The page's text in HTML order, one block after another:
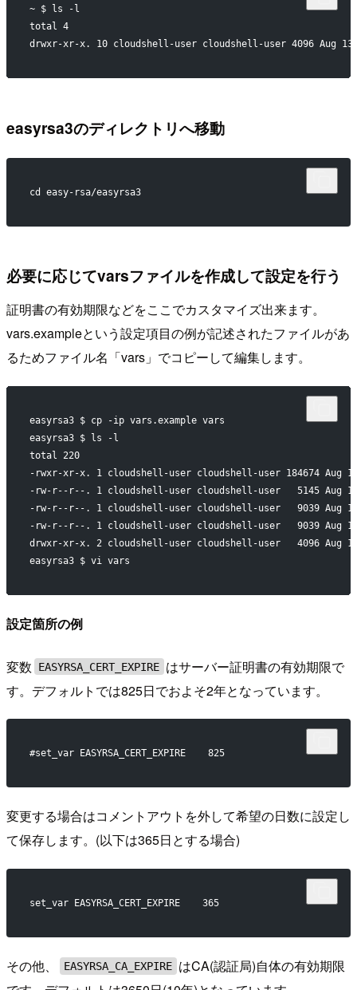
~ $ ls -l
total 4
drwxr-xr-x. 10 cloudshell-user cloudshell-user 4096 Aug
easyrsa3のディレクトリへ移動
cd easy-rsa/easyrsa3
必要に応じてvarsファイルを作成して設定を行う
証明書の有効期限などをここでカスタマイズ出来ます。
vars.exampleという設定項目の例が記述されたファイルがあ
るためファイル名「vars」でコピーして編集します。
easyrsa3 $ cp -ip vars.example vars
easyrsa3 $ ls -l
total 220
-rwxr-xr-x. 1 cloudshell-user cloudshell-user 184674 Aug
-rw-r--r--. 1 cloudshell-user cloudshell-user   5145 Aug
-rw-r--r--. 1 cloudshell-user cloudshell-user   9039 Aug
-rw-r--r--. 1 cloudshell-user cloudshell-user   9039 Aug 13
drwxr-xr-x. 2 cloudshell-user cloudshell-user   4096 Aug
easyrsa3 $ vi vars
設定箇所の例
変数 EASYRSA_CERT_EXPIRE はサーバー証明書の有効期限で
す。デフォルトでは825日でおよそ2年となっています。
#set_var EASYRSA_CERT_EXPIRE    825
変更する場合はコメントアウトを外して希望の日数に設定し
て保存します。(以下は365日とする場合)
set_var EASYRSA_CERT_EXPIRE    365
その他、 EASYRSA_CA_EXPIRE はCA(認証局)自体の有効期限